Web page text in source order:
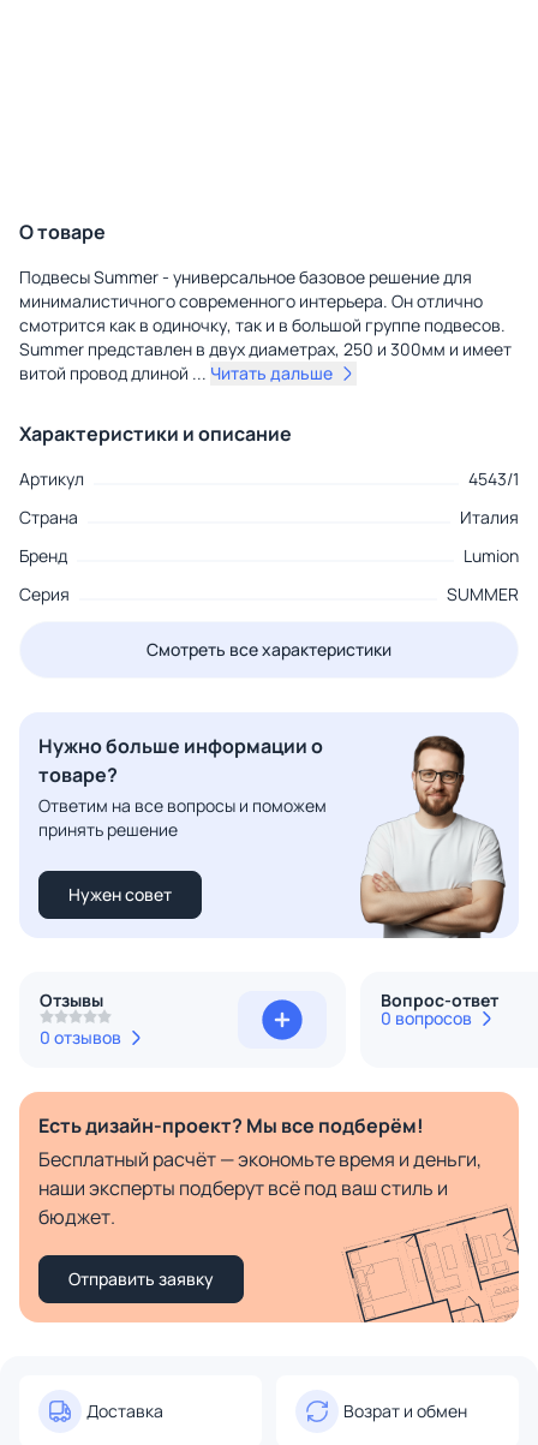
О товаре
Подвесы Summer - универсальное базовое решение для
минималистичного современного интерьера. Он отлично
смотрится как в одиночку, так и в большой группе подвесов.
Summer представлен в двух диаметрах, 250 и 300мм и имеет
витой провод длиной ... Читать дальше
Характеристики и описание
Артикул
4543/1
Страна
Италия
Бренд
Lumion
Серия
SUMMER
Смотреть все характеристики
Нужно больше информации о
товаре?
Ответим на все вопросы и поможем
принять решение
Нужен совет
Отзывы
0 отзывов
Вопрос-ответ
0 вопросов
Есть дизайн-проект? Мы все подберём!
Бесплатный расчёт — экономьте время и деньги,
наши эксперты подберут всё под ваш стиль и
бюджет.
Отправить заявку
Доставка Возрат и обмен